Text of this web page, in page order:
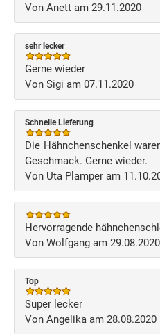
Von Anett am 29.11.2020
sehr lecker
Gerne wieder
Von Sigi am 07.11.2020
Schnelle Lieferung
Die Hähnchenschenkel
Geschmack. Gerne wieder.
Von Uta Plamper am
Hervorragende
Von Wolfgang am 29.08.2020
Top
Super lecker
Von Angelika am 28.08.2020